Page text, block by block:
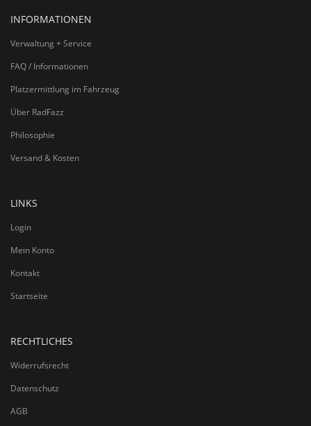
INFORMATIONEN
Verwaltung + Service
FAQ / Informationen
Platzermittlung im Fahrzeug
Über RadFazz
Philosophie
Versand & Kosten
LINKS
Login
Mein Konto
Kontakt
Startseite
RECHTLICHES
Widerrufsrecht
Datenschutz
AGB